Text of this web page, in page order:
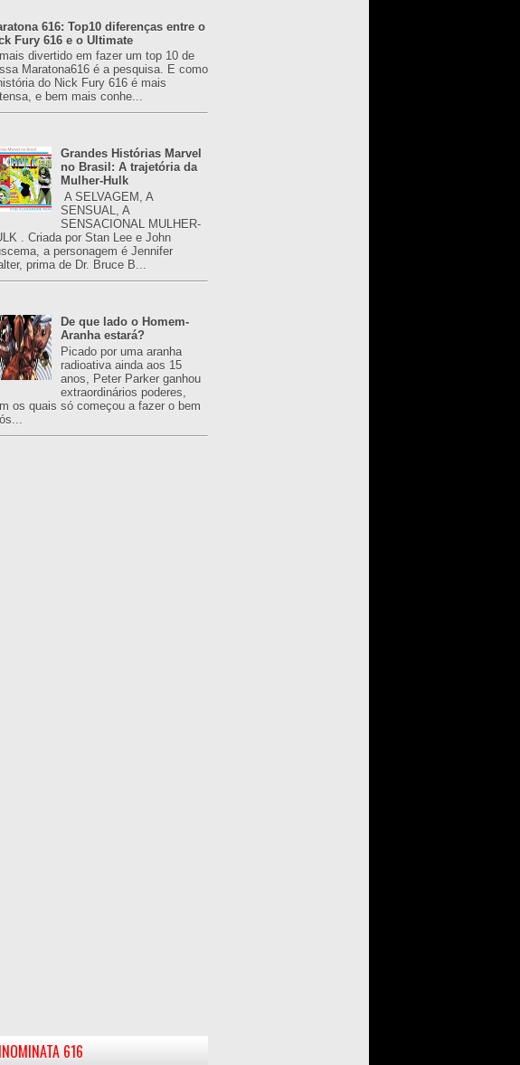
616: Top10 diferenças entre o
Fury 616 e o Ultimate
divertido em fazer um top 10 de
Maratona616 é a pesquisa. E como
do Nick Fury 616 é mais
e bem mais conhe...
Grandes Histórias Marvel
no Brasil: A trajetória da
Mulher-Hulk
A SELVAGEM, A
SENSUAL, A
SENSACIONAL MULHER-
. Criada por Stan Lee e John
a personagem é Jennifer
prima de Dr. Bruce B...
De que lado o Homem-
Aranha estará?
Picado por uma aranha
radioativa ainda aos 15
anos, Peter Parker ganhou
extraordinários poderes,
os quais só começou a fazer o bem
INOMINATA 616